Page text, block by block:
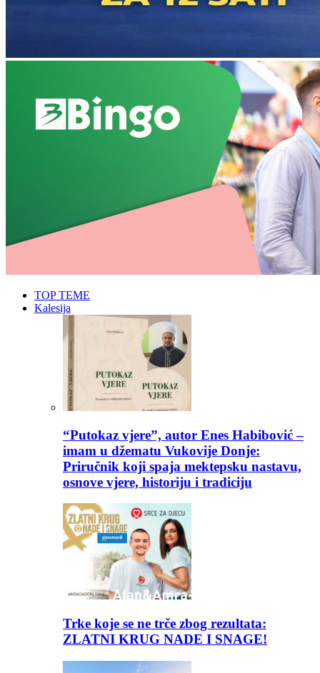
TOP TEME
Kalesija
“Putokaz vjere”, autor Enes Habibović –
imam u džematu Vukovije Donje:
Priručnik koji spaja mektepsku nastavu,
osnove vjere, historiju i tradiciju
Trke koje se ne trče zbog rezultata:
ZLATNI KRUG NADE I SNAGE!